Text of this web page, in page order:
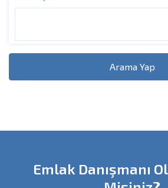
Arama Yap
Emlak Danışmanı